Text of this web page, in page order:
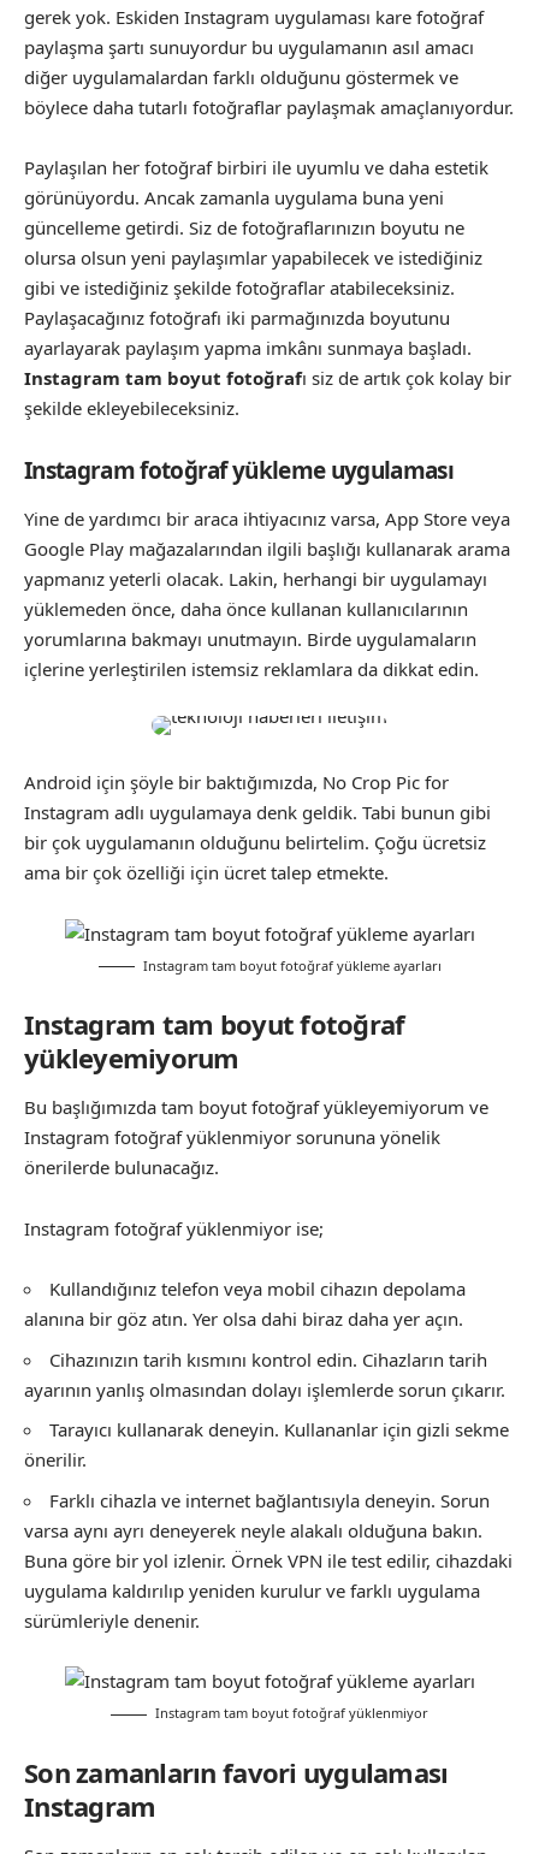
gerek yok. Eskiden Instagram uygulaması kare fotoğraf
paylaşma şartı sunuyordur bu uygulamanın asıl amacı
diğer uygulamalardan farklı olduğunu göstermek ve
böylece daha tutarlı fotoğraflar paylaşmak amaçlanıyordur.
Paylaşılan her fotoğraf birbiri ile uyumlu ve daha estetik
görünüyordu. Ancak zamanla uygulama buna yeni
güncelleme getirdi. Siz de fotoğraflarınızın boyutu ne
olursa olsun yeni paylaşımlar yapabilecek ve istediğiniz
gibi ve istediğiniz şekilde fotoğraflar atabileceksiniz.
Paylaşacağınız fotoğrafı iki parmağınızda boyutunu
ayarlayarak paylaşım yapma imkânı sunmaya başladı.
Instagram tam boyut fotoğrafı siz de artık çok kolay bir
şekilde ekleyebileceksiniz.
Instagram fotoğraf yükleme uygulaması
Yine de yardımcı bir araca ihtiyacınız varsa, App Store veya
Google Play mağazalarından ilgili başlığı kullanarak arama
yapmanız yeterli olacak. Lakin, herhangi bir uygulamayı
yüklemeden önce, daha önce kullanan kullanıcılarının
yorumlarına bakmayı unutmayın. Birde uygulamaların
içlerine yerleştirilen istemsiz reklamlara da dikkat edin.
Android için şöyle bir baktığımızda, No Crop Pic for
Instagram adlı uygulamaya denk geldik. Tabi bunun gibi
bir çok uygulamanın olduğunu belirtelim. Çoğu ücretsiz
ama bir çok özelliği için ücret talep etmekte.
Instagram tam boyut fotoğraf yükleme ayarları
Instagram tam boyut fotoğraf
yükleyemiyorum
Bu başlığımızda tam boyut fotoğraf yükleyemiyorum ve
Instagram fotoğraf yüklenmiyor sorununa yönelik
önerilerde bulunacağız.
Instagram fotoğraf yüklenmiyor ise;
Kullandığınız telefon veya mobil cihazın depolama
alanına bir göz atın. Yer olsa dahi biraz daha yer açın.
Cihazınızın tarih kısmını kontrol edin. Cihazların tarih
ayarının yanlış olmasından dolayı işlemlerde sorun çıkarır.
Tarayıcı kullanarak deneyin. Kullananlar için gizli sekme
önerilir.
Farklı cihazla ve internet bağlantısıyla deneyin. Sorun
varsa aynı ayrı deneyerek neyle alakalı olduğuna bakın.
Buna göre bir yol izlenir. Örnek VPN ile test edilir, cihazdaki
uygulama kaldırılıp yeniden kurulur ve farklı uygulama
sürümleriyle denenir.
Instagram tam boyut fotoğraf yüklenmiyor
Son zamanların favori uygulaması
Instagram